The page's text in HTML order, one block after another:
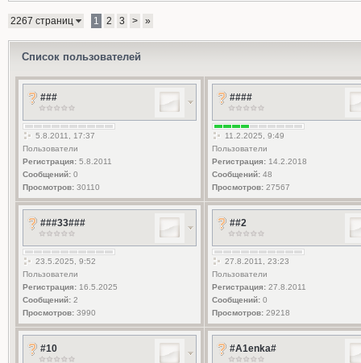
2267 страниц 1 2 3 > »
Список пользователей
###
5.8.2011, 17:37
Пользователи
Регистрация:5.8.2011
Сообщений:0
Просмотров:30110
####
11.2.2025, 9:49
Пользователи
Регистрация:14.2.2018
Сообщений:48
Просмотров:27567
###33###
23.5.2025, 9:52
Пользователи
Регистрация:16.5.2025
Сообщений:2
Просмотров:3990
##2
27.8.2011, 23:23
Пользователи
Регистрация:27.8.2011
Сообщений:0
Просмотров:29218
#10 #A1enka#